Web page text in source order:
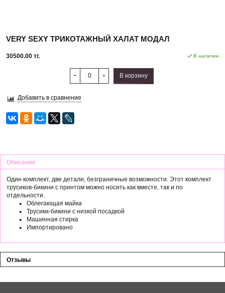
VERY SEXY ТРИКОТАЖНЫЙ ХАЛАТ МОДАЛ
30500.00 тг. В наличии
В корзину
Добавить в сравнение
Описание
Один комплект, две детали, безграничные возможности. Этот комплект
трусиков-бикини с принтом можно носить как вместе, так и по
отдельности.
Облегающая майка
Трусики-бикини с низкой посадкой
Машинная стирка
Импортировано
Отзывы